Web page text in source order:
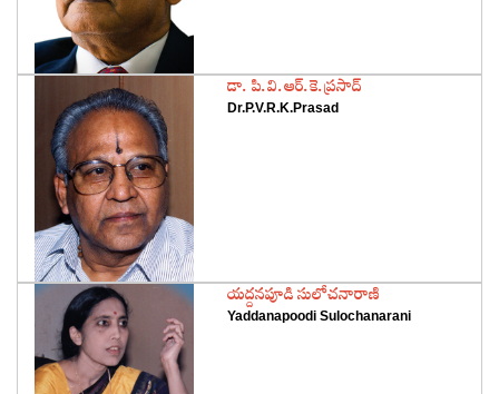
‌డా. పి.వి.ఆర్‌.కె.ప్రసాద్‌
Dr.P.V.R.K.Prasad
‌యద్దనపూడి సులోచనారాణి
Yaddanapoodi Sulochanarani